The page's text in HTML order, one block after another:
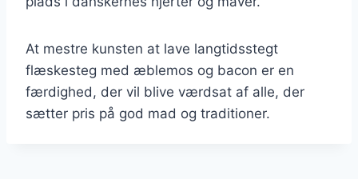
At mestre kunsten at lave langtidsstegt
flæskesteg med æblemos og bacon er en
færdighed, der vil blive værdsat af alle, der
sætter pris på god mad og traditioner.